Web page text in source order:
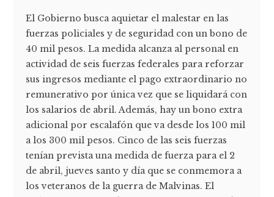
El Gobierno busca aquietar el malestar en las
fuerzas policiales y de seguridad con un bono de
40 mil pesos. La medida alcanza al personal en
actividad de seis fuerzas federales para reforzar
sus ingresos mediante el pago extraordinario no
remunerativo por única vez que se liquidará con
los salarios de abril. Además, hay un bono extra
adicional por escalafón que va desde los 100 mil
a los 300 mil pesos. Cinco de las seis fuerzas
tenían prevista una medida de fuerza para el 2
de abril, jueves santo y día que se conmemora a
los veteranos de la guerra de Malvinas. El